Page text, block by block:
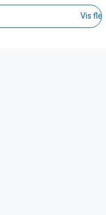
Vis